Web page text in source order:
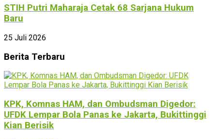
STIH Putri Maharaja Cetak 68 Sarjana Hukum
Baru
25 Juli 2026
Berita Terbaru
KPK, Komnas HAM, dan Ombudsman Digedor:
UFDK Lempar Bola Panas ke Jakarta, Bukittinggi
Kian Berisik